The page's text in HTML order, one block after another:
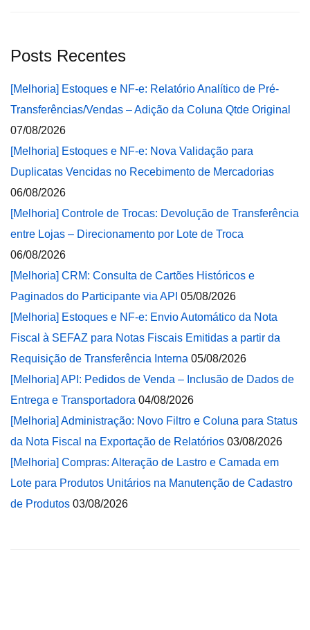
Posts Recentes
[Melhoria] Estoques e NF-e: Relatório Analítico de Pré-
Transferências/Vendas – Adição da Coluna Qtde Original
07/08/2026
[Melhoria] Estoques e NF-e: Nova Validação para
Duplicatas Vencidas no Recebimento de Mercadorias
06/08/2026
[Melhoria] Controle de Trocas: Devolução de Transferência
entre Lojas – Direcionamento por Lote de Troca
06/08/2026
[Melhoria] CRM: Consulta de Cartões Históricos e
Paginados do Participante via API 05/08/2026
[Melhoria] Estoques e NF-e: Envio Automático da Nota
Fiscal à SEFAZ para Notas Fiscais Emitidas a partir da
Requisição de Transferência Interna 05/08/2026
[Melhoria] API: Pedidos de Venda – Inclusão de Dados de
Entrega e Transportadora 04/08/2026
[Melhoria] Administração: Novo Filtro e Coluna para Status
da Nota Fiscal na Exportação de Relatórios 03/08/2026
[Melhoria] Compras: Alteração de Lastro e Camada em
Lote para Produtos Unitários na Manutenção de Cadastro
de Produtos 03/08/2026